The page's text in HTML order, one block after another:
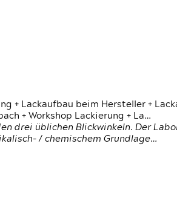
+ Lackaufbau beim Hersteller +
+ Workshop Lackierung + La…
drei üblichen Blickwinkeln. Der
/ chemischem Grundlage…